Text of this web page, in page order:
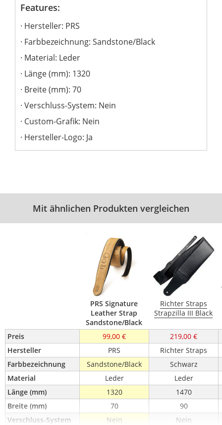
Features:
Hersteller: PRS
Farbbezeichnung: Sandstone/Black
Material: Leder
Länge (mm): 1320
Breite (mm): 70
Verschluss-System: Nein
Custom-Grafik: Nein
Hersteller-Logo: Ja
Mit ähnlichen Produkten vergleichen
PRS Signature
Leather Strap
Sandstone/Black
Richter Straps
Strapzilla III Black
Preis 99,00 €
219,00 €
Hersteller
PRS
Richter Straps
Farbbezeichnung
Sandstone/Black
Schwarz
Material
Leder
Leder
Länge (mm)
1320
1470
Breite (mm)
70
90
Verschluss-System
Nein
Nein